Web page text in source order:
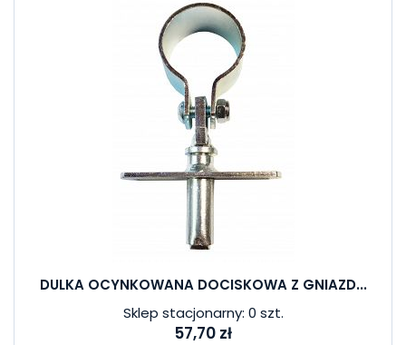
DULKA OCYNKOWANA DOCISKOWA Z GNIAZD...
Sklep stacjonarny: 0 szt.
57,70 zł